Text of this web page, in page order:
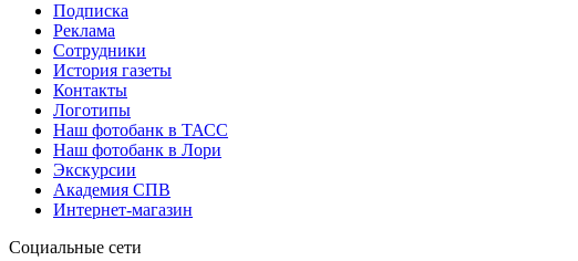
Подписка
Реклама
Сотрудники
История газеты
Контакты
Логотипы
Наш фотобанк в ТАСС
Наш фотобанк в Лори
Экскурсии
Академия СПВ
Интернет-магазин
Социальные сети